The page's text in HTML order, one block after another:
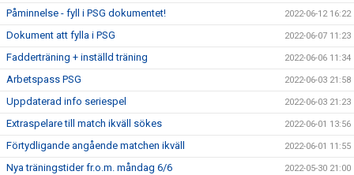
Påminnelse - fyll i PSG dokumentet! 2022-06-12 16:22
Dokument att fylla i PSG 2022-06-07 11:23
Fadderträning + inställd träning 2022-06-06 11:34
Arbetspass PSG 2022-06-03 21:58
Uppdaterad info seriespel 2022-06-03 21:23
Extraspelare till match ikväll sökes 2022-06-01 13:56
Förtydligande angående matchen ikväll 2022-06-01 11:55
Nya träningstider fr.o.m. måndag 6/6 2022-05-30 21:00